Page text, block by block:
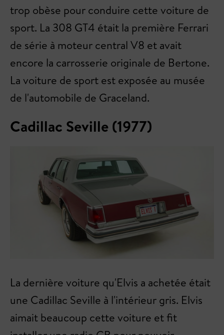
trop obèse pour conduire cette voiture de
sport. La 308 GT4 était la première Ferrari
de série à moteur central V8 et avait
encore la carrosserie originale de Bertone.
La voiture de sport est exposée au musée
de l'automobile de Graceland.
Cadillac Seville (1977)
La dernière voiture qu'Elvis a achetée était
une Cadillac Seville à l'intérieur gris. Elvis
aimait beaucoup cette voiture et fit